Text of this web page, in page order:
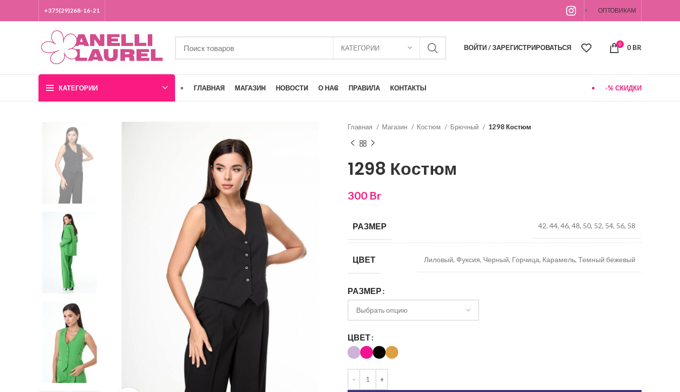
+375(29)268-16-21 ОПТОВИКАМ
КАТЕГОРИИ ВОЙТИ / ЗАРЕГИСТРИРОВАТЬСЯ 0 0 BR
КАТЕГОРИИ ГЛАВНАЯ МАГАЗИН НОВОСТИ О НАС ПРАВИЛА КОНТАКТЫ -% СКИДКИ
Главная Магазин Костюм Брючный 1298 Костюм
1298 Костюм
300 Br
РАЗМЕР 42, 44, 46, 48, 50, 52, 54, 56, 58
ЦВЕТ Лиловый, Фуксия, Черный, Горчица, Карамель, Темный бежевый
РАЗМЕР
ЦВЕТ